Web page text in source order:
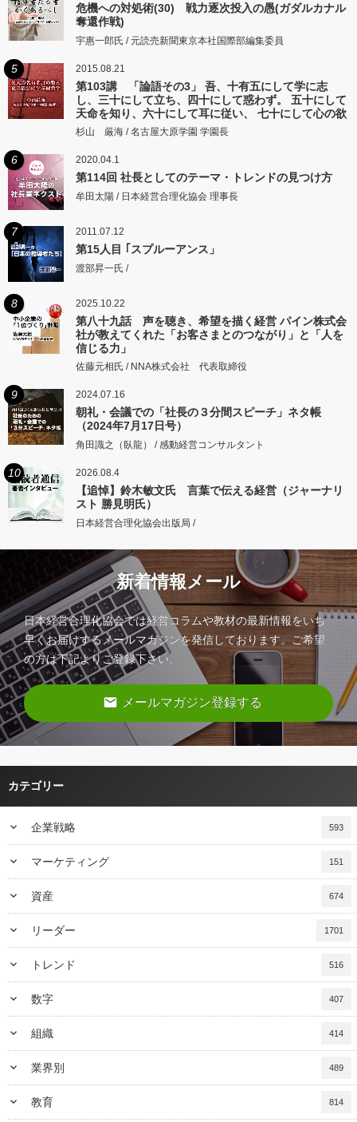
危機への対処術(30) 戦力逐次投入の愚(ガダルカナル
奪還作戦)
宇惠一郎氏 / 元読売新聞東京本社国際部編集委員
5 2015.08.21
第103講 「論語その3」 吾、十有五にして学に志
し、三十にして立ち、四十にして惑わず。 五十にして
天命を知り、六十にして耳に従い、 七十にして心の欲
するところに従いて矩をこえず。
杉山 厳海 / 名古屋大原学園 学園長
6 2020.04.1
第114回 社長としてのテーマ・トレンドの見つけ方
牟田太陽 / 日本経営合理化協会 理事長
7 2011.07.12
第15人目 ｢スプルーアンス」
渡部昇一氏 /
8 2025.10.22
第八十九話 声を聴き、希望を描く経営 パイン株式会
社が教えてくれた「お客さまとのつながり」と「人を
信じる力」
佐藤元相氏 / NNA株式会社 代表取締役
9 2024.07.16
朝礼・会議での「社長の３分間スピーチ」ネタ帳
（2024年7月17日号）
角田識之（臥龍） / 感動経営コンサルタント
10 2026.08.4
【追悼】鈴木敏文氏 言葉で伝える経営（ジャーナリ
スト 勝見明氏）
日本経営合理化協会出版局 /
新着情報メール
日本経営合理化協会では経営コラムや教材の最新情報をいち
早くお届けするメールマガジンを発信しております。ご希望
の方は下記よりご登録下さい。
email メールマガジン登録する
カテゴリー
keyboard_arrow_down 企業戦略 593
keyboard_arrow_down マーケティング 151
keyboard_arrow_down 資産 674
keyboard_arrow_down リーダー 1701
keyboard_arrow_down トレンド 516
keyboard_arrow_down 数字 407
keyboard_arrow_down 組織 414
keyboard_arrow_down 業界別 489
keyboard_arrow_down 教育 814